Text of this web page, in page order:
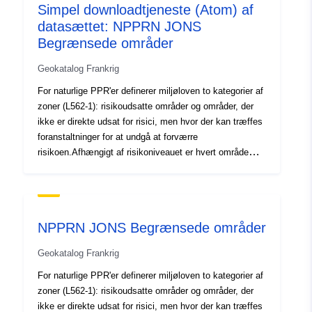
zoner", hvor fareniveauet er middelhøjt, og projekter er
underlagt krav, der er tilpasset den pågældende
udstedelsestype; 3- områder, der ikke er direkte udsat
anlægsarbejde eller landbrugsbedrifter, landbrug,
skovbrug, håndværk, handel eller industri kan forværre
risici eller forårsage nye, med forbehold af forbud eller
krav (jf. miljølovens artikel L562-1). Sidstnævnte
kategori finder kun anvendelse på naturlige
plantebeskyttelsesmidler.
Simpel downloadtjeneste (Atom) af
datasættet: NPPRN JONS
Begrænsede områder
Geokatalog Frankrig
For naturlige PPR'er definerer miljøloven to kategorier af
zoner (L562-1): risikoudsatte områder og områder, der
ikke er direkte udsat for risici, men hvor der kan træffes
foranstaltninger for at undgå at forværre
risikoen.Afhængigt af risikoniveauet er hvert område
"Bygning af forbudte områder", såkaldte "røde områder",
byggeforbuddet 2) "receptpligtige områder", kaldet "blå
underlagt krav, der er tilpasset den pågældende
udstedelsestype; 3- områder, der ikke er direkte udsat
for risici, men hvor byggeri, anlægsarbejder, bygge- og
anlægsarbejde eller landbrugsbedrifter, landbrug,
NPPRN JONS Begrænsede områder
Geokatalog Frankrig
For naturlige PPR'er definerer miljøloven to kategorier af
zoner (L562-1): risikoudsatte områder og områder, der
ikke er direkte udsat for risici, men hvor der kan træffes